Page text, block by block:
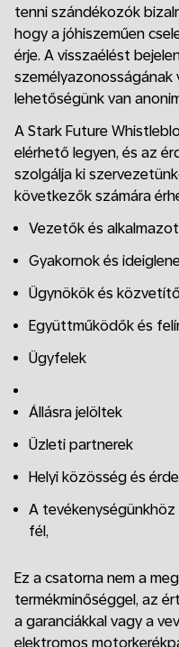
tenni szándékozók
hogy a jóhiszeműen
érje. A visszaélést
személyazonosságának
lehetőségünk van
A Stark Future
elérhető legyen, és az
szolgálja ki
következők számára
Vezetők és
Gyakornok és
Ügynökök és
Együttműködők és
Ügyfelek
Állásra jelöltek
Üzleti partnerek
Helyi közösség és
A
fél,
Ez a csatorna nem a
termékminőséggel, az
a garanciákkal vagy a
elektromos